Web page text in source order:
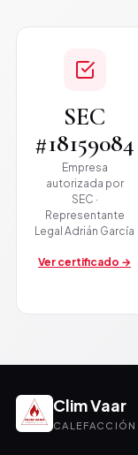
SEC
#18159084
Empresa
autorizada por
SEC ·
Representante
Legal Adrián García
Ver certificado →
Clim Vaar
CALEFACCIÓN